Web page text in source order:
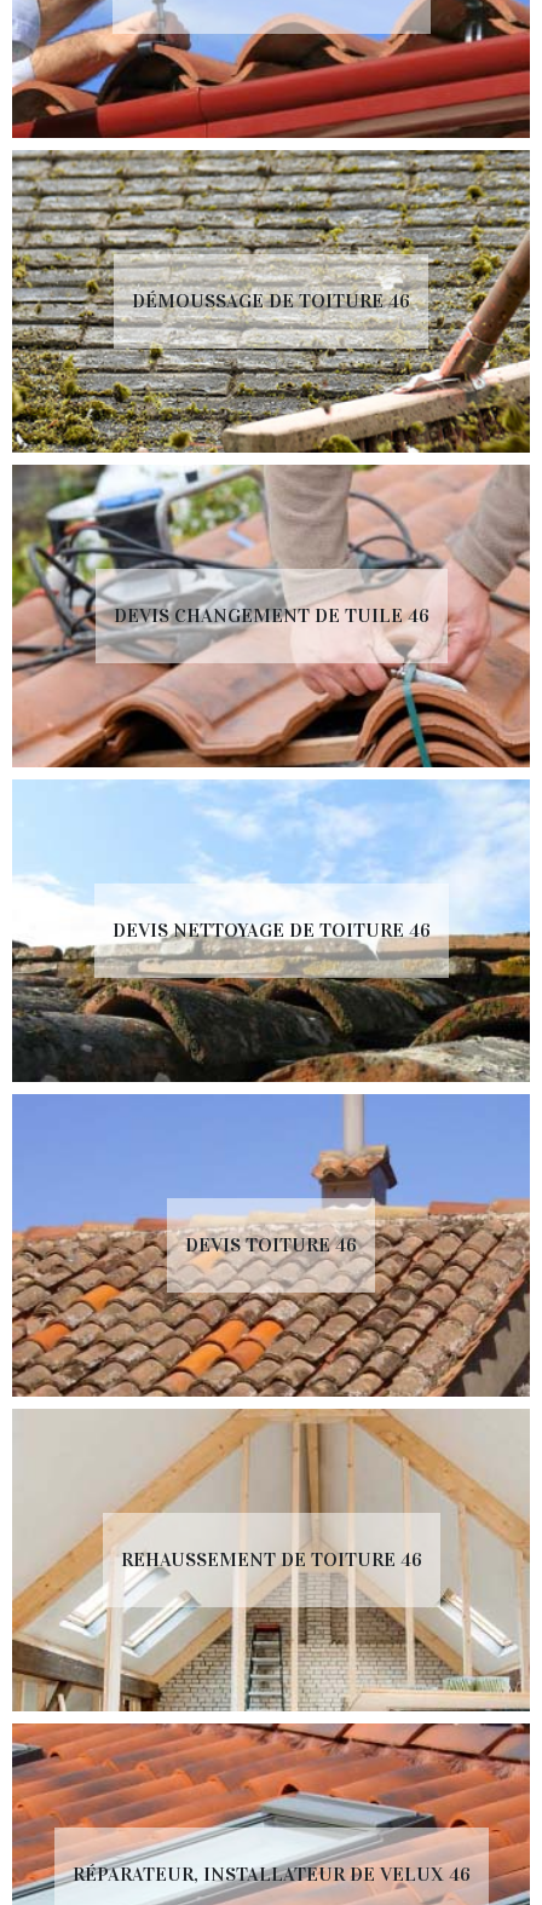
DÉMOUSSAGE DE TOITURE 46
DEVIS CHANGEMENT DE TUILE 46
DEVIS NETTOYAGE DE TOITURE 46
DEVIS TOITURE 46
REHAUSSEMENT DE TOITURE 46
RÉPARATEUR, INSTALLATEUR DE VELUX 46